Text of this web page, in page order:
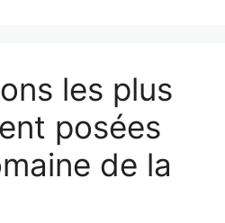
les plus
posées
de la